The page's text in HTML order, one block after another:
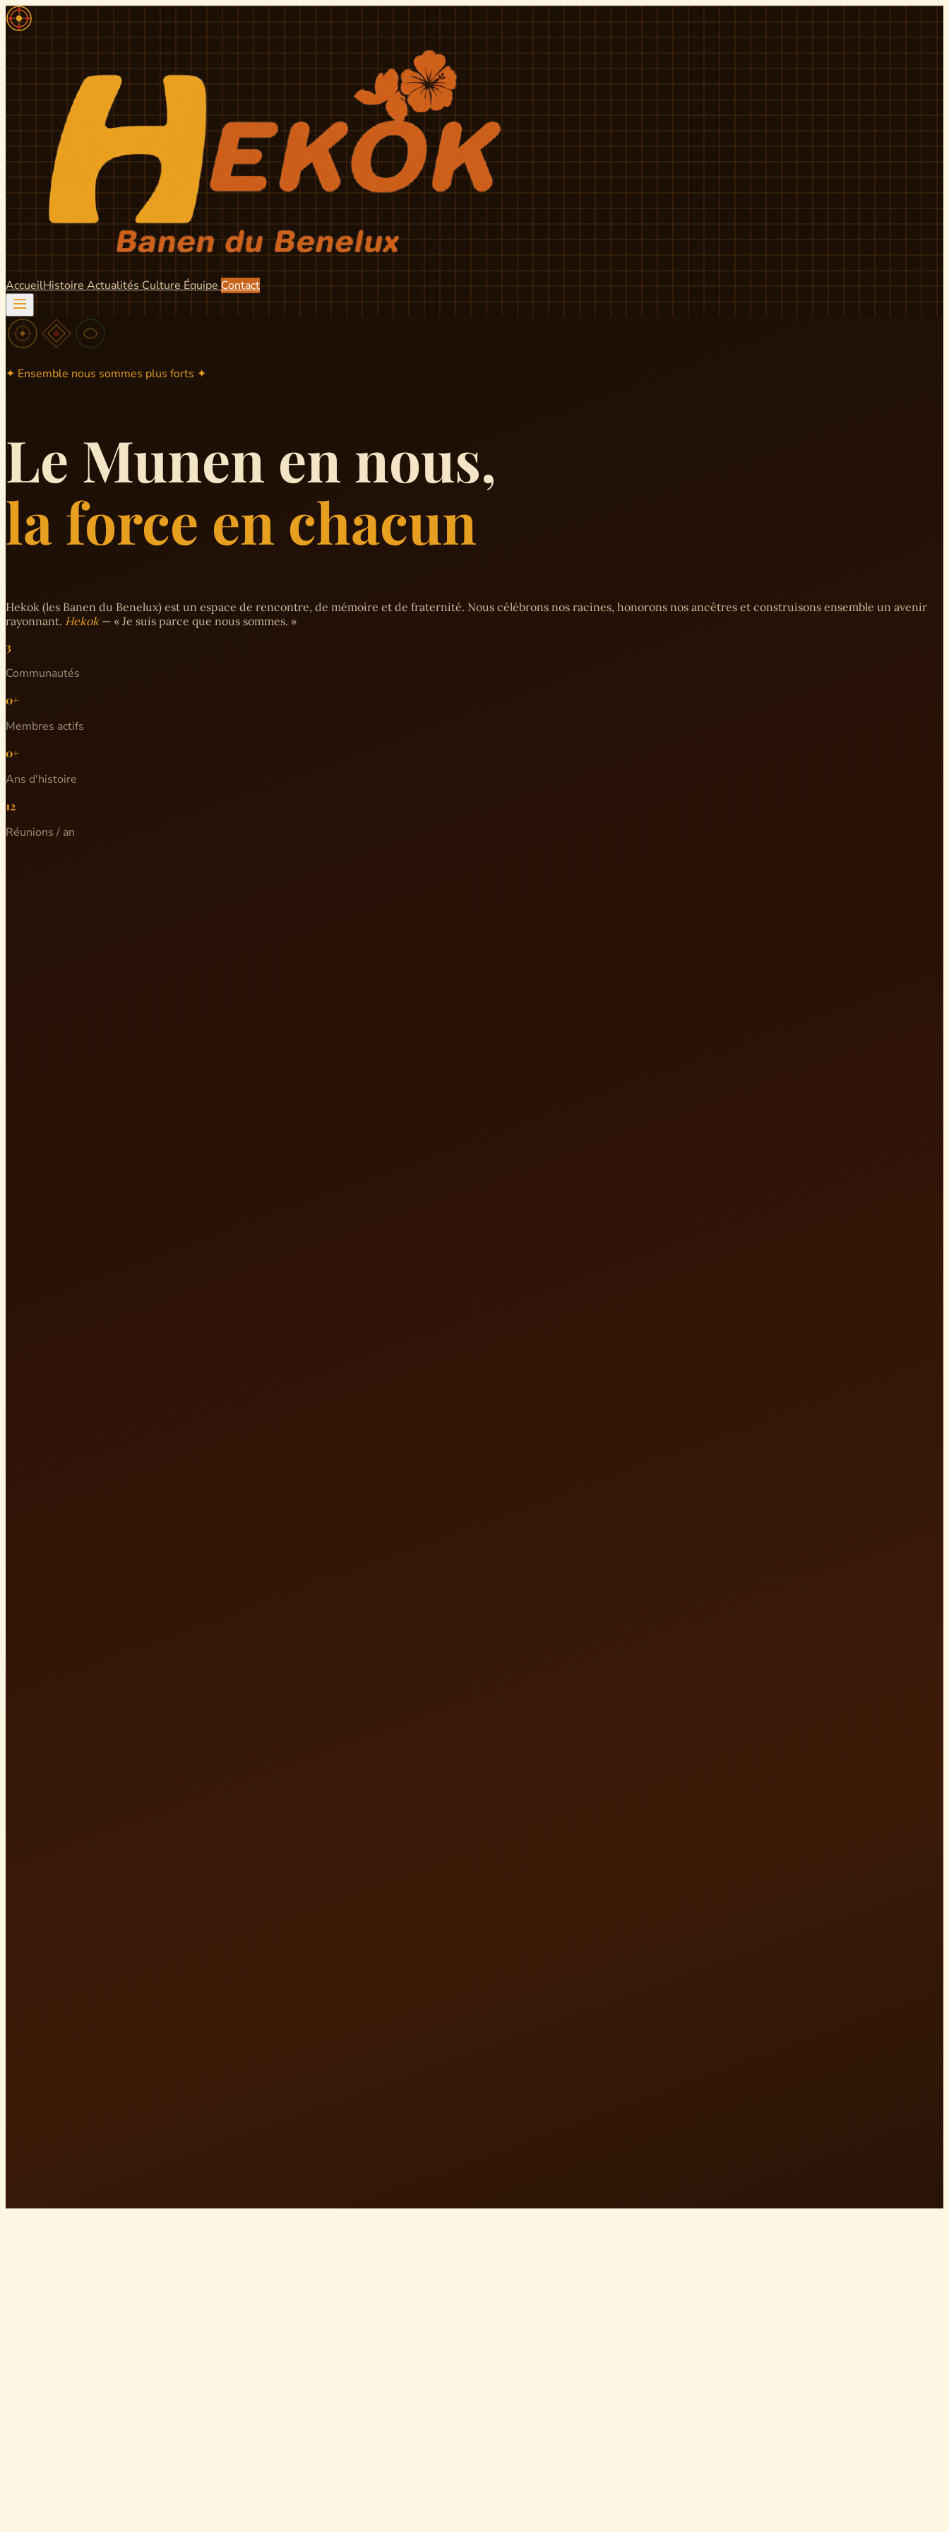
AccueilHistoire ActualitésCulture Équipe Contact
✦ Ensemble nous sommes plus forts ✦
Le Munen en nous,
la force en chacun
Hekok (les Banen du Benelux) est un espace de rencontre, de mémoire et de fraternité. Nous célébrons nos racines, honorons nos ancêtres et construisons ensemble un avenir
rayonnant. Hekok— « Je suis parce que nous sommes. »
3
Communautés
0+
Membres actifs
0+
Ans d'histoire
12
Réunions / an